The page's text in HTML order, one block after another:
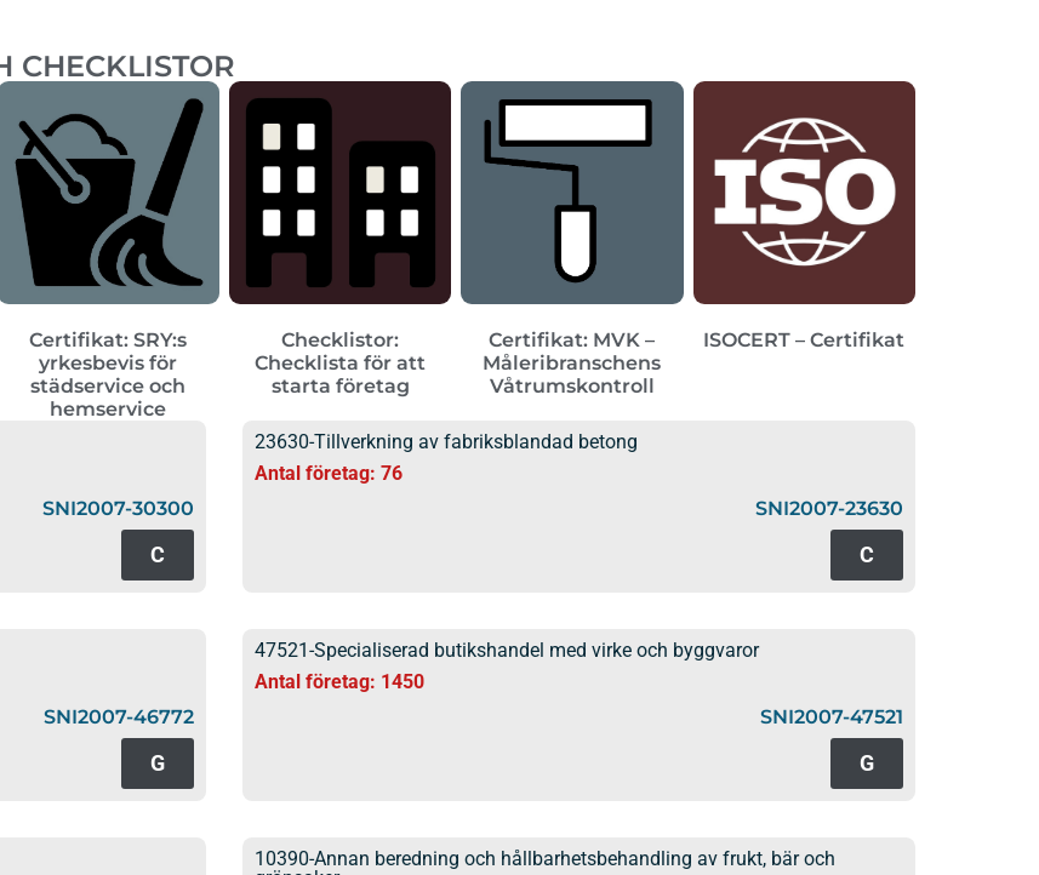
CHECKLISTOR
Certifikat: SRY:s
yrkesbevis för
städservice och
hemservice
Checklistor:
Checklista för att
starta företag
Certifikat: MVK –
Måleribranschens
Våtrumskontroll
ISOCERT – Certifikat
SNI2007-30300
C
23630-Tillverkning av fabriksblandad betong
Antal företag: 76
SNI2007-23630
C
SNI2007-46772
G
47521-Specialiserad butikshandel med virke och byggvaror
Antal företag: 1450
SNI2007-47521
G
10390-Annan beredning och hållbarhetsbehandling av frukt, bär och